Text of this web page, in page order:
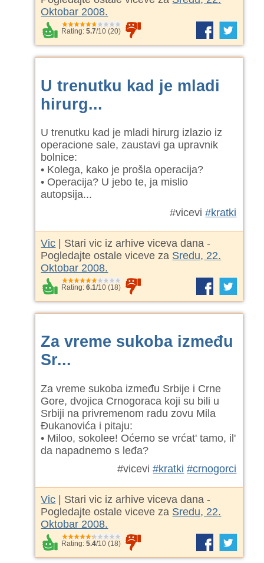
Oktobar 2008.
Rating:5.7/10 (20)
U trenutku kad je mladi
hirurg...
U trenutku kad je mladi hirurg izlazio iz
operacione sale, zaustavi ga upravnik
bolnice:
• Kolega, kako je prošla operacija?
• Operacija? U jebo te, ja mislio
autopsija...
#vicevi#kratki
Vic | Stari vic iz arhive viceva dana -
Pogledajte ostale viceve za Sredu, 22.
Oktobar 2008.
Rating:6.1/10 (18)
Za vreme sukoba između
Sr...
Za vreme sukoba između Srbije i Crne
Gore, dvojica Crnogoraca koji su bili u
Srbiji na privremenom radu zovu Mila
Đukanovića i pitaju:
• Miloo, sokolee! Oćemo se vrćat' tamo, il'
da napadnemo s leđa?
#vicevi#kratki #crnogorci
Vic | Stari vic iz arhive viceva dana -
Pogledajte ostale viceve za Sredu, 22.
Oktobar 2008.
Rating:5.4/10 (18)